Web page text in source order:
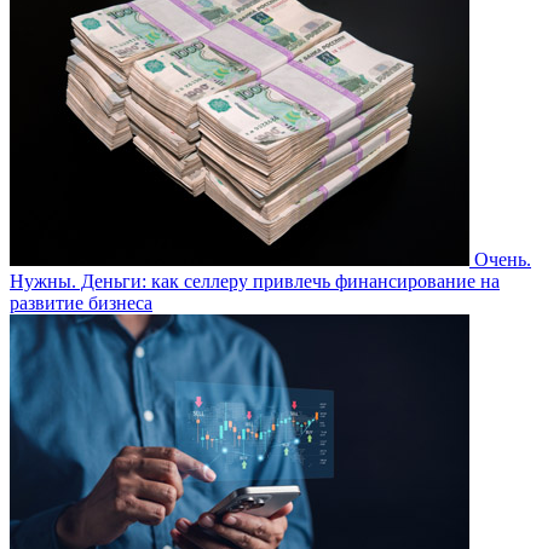
Очень.
Нужны. Деньги: как селлеру привлечь финансирование на
развитие бизнеса